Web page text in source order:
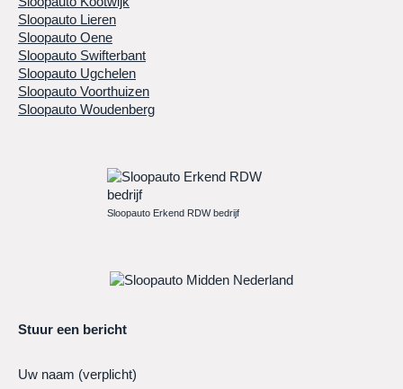
Sloopauto Lieren
Sloopauto Oene
Sloopauto Swifterbant
Sloopauto Ugchelen
Sloopauto Voorthuizen
Sloopauto Woudenberg
Sloopauto Erkend RDW bedrijf
Stuur een bericht
Uw naam (verplicht)